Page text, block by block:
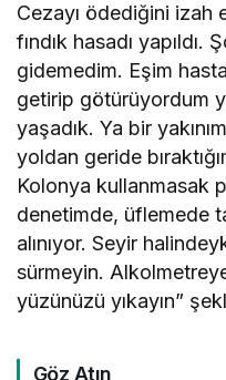
Cezayı ödediğini izah
fındık hasadı
gidemedim. Eşim
getirip götürüyordum
yaşadık. Ya bir
yoldan geride
Kolonya kullanmasak
denetimde, üflemede
alınıyor. Seyir
sürmeyin.
yüzünüzü yıkayın”
Göz Atın